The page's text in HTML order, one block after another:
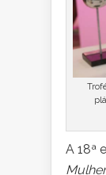
A 18ª
Mulher